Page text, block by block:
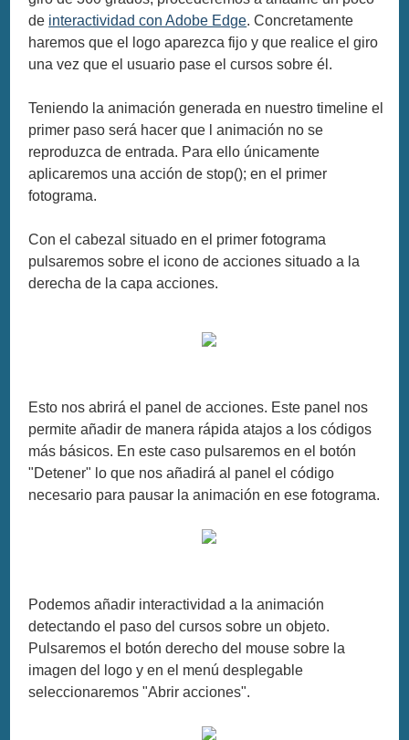
de interactividad con Adobe Edge. Concretamente
haremos que el logo aparezca fijo y que realice el giro
una vez que el usuario pase el cursos sobre él.
Teniendo la animación generada en nuestro timeline el
primer paso será hacer que l animación no se
reproduzca de entrada. Para ello únicamente
aplicaremos una acción de stop(); en el primer
fotograma.
Con el cabezal situado en el primer fotograma
pulsaremos sobre el icono de acciones situado a la
derecha de la capa acciones.
Esto nos abrirá el panel de acciones. Este panel nos
permite añadir de manera rápida atajos a los códigos
más básicos. En este caso pulsaremos en el botón
"Detener" lo que nos añadirá al panel el código
necesario para pausar la animación en ese fotograma.
Podemos añadir interactividad a la animación
detectando el paso del cursos sobre un objeto.
Pulsaremos el botón derecho del mouse sobre la
imagen del logo y en el menú desplegable
seleccionaremos "Abrir acciones".